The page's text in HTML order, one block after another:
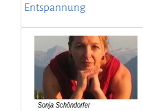
Entspannung